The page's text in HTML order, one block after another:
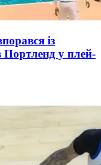
із
у плей-